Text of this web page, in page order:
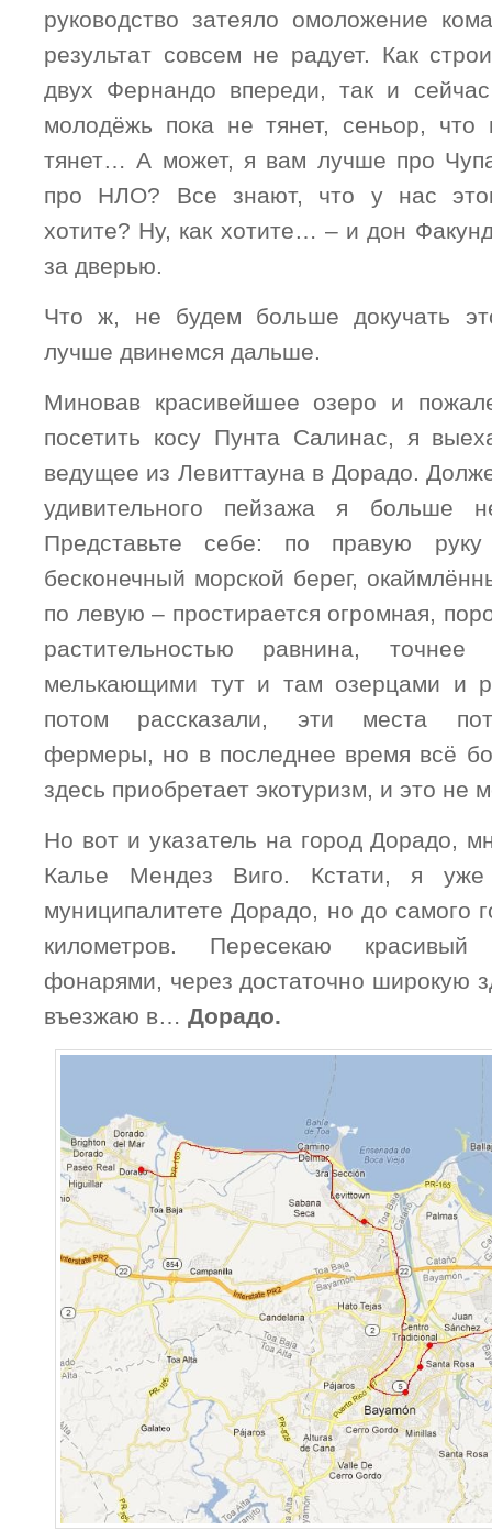
руководство затеяло омоложение
результат совсем не радует. Как
двух Фернандо впереди, так и
молодёжь пока не тянет, сеньор, что
тянет… А может, я вам лучше про
про НЛО? Все знают, что у нас
хотите? Ну, как хотите… – и дон
за дверью.
Что ж, не будем больше докучать
лучше двинемся дальше.
Миновав красивейшее озеро и
посетить косу Пунта Салинас, я
ведущее из Левиттауна в Дорадо.
удивительного пейзажа я больше
Представьте себе: по правую
бесконечный морской берег,
по левую – простирается огромная,
растительностью равнина,
мелькающими тут и там озерцами и
потом рассказали, эти места
фермеры, но в последнее время всё
здесь приобретает экотуризм, и это не
Но вот и указатель на город Дорадо,
Калье Мендез Виго. Кстати, я
муниципалитете Дорадо, но до самого
километров. Пересекаю
фонарями, через достаточно широкую
въезжаю в… Дорадо.